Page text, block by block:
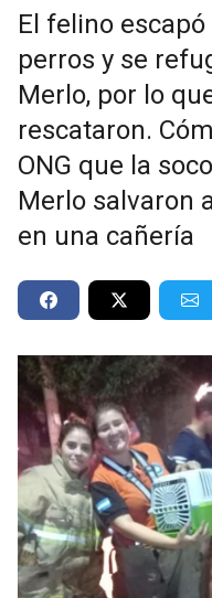
El felino
perros y se
Merlo, por lo
rescataron.
ONG que la
Merlo salvaron
en una cañería